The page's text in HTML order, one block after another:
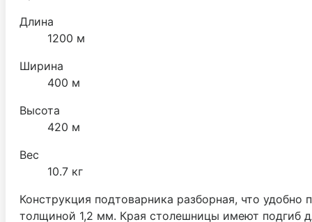
Длина
1200 м
Ширина
400 м
Высота
420 м
Вес
10.7 кг
Конструкция подтоварника разборная, что
толщиной 1,2 мм. Края столешницы имеют подгиб